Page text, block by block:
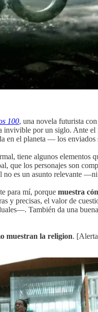
100, una novela futurista
por un siglo. Ante
en el planeta — los
tiene algunos elementos
que los personajes son
no es un asunto relevante
para mí, porque muestra
y precisas, el valor de
También da una
muestran la religion.